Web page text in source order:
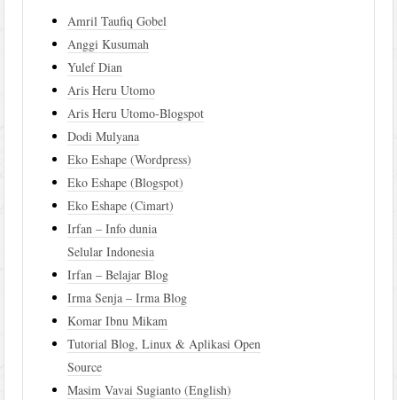
Amril Taufiq Gobel
Anggi Kusumah
Yulef Dian
Aris Heru Utomo
Aris Heru Utomo-Blogspot
Dodi Mulyana
Eko Eshape (Wordpress)
Eko Eshape (Blogspot)
Eko Eshape (Cimart)
Irfan – Info dunia
Selular Indonesia
Irfan – Belajar Blog
Irma Senja – Irma Blog
Komar Ibnu Mikam
Tutorial Blog, Linux & Aplikasi Open
Source
Masim Vavai Sugianto (English)